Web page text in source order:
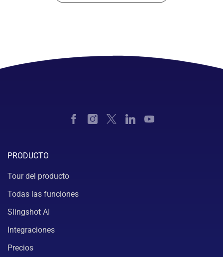
PRODUCTO
Tour del producto
Todas las funciones
Slingshot AI
Integraciones
Precios